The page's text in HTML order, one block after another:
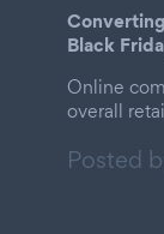
Black
Online
overall
Posted